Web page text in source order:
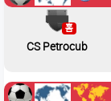
홈
CS Petrocub